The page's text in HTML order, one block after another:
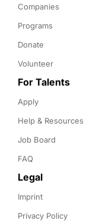
Companies
Programs
Donate
Volunteer
For Talents
Apply
Help & Resources
Job Board
FAQ
Legal
Imprint
Privacy Policy